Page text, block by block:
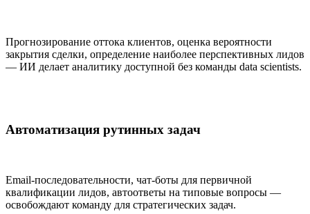
Прогнозирование оттока клиентов, оценка вероятности
закрытия сделки, определение наиболее перспективных лидов
— ИИ делает аналитику доступной без команды data scientists.
Автоматизация рутинных задач
Email-последовательности, чат-боты для первичной
квалификации лидов, автоответы на типовые вопросы —
освобождают команду для стратегических задач.